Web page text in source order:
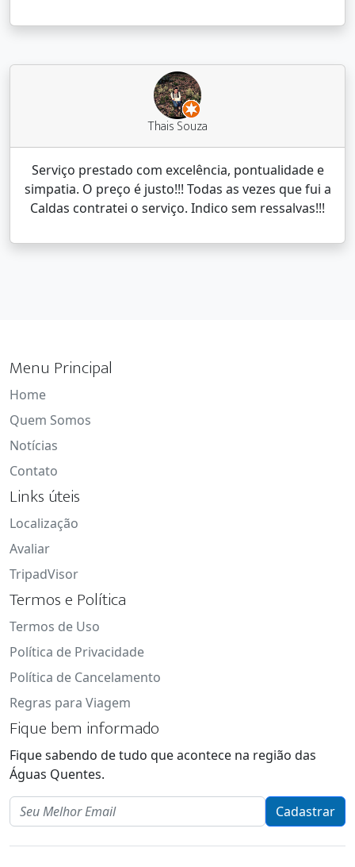
Thais Souza
Serviço prestado com excelência, pontualidade e
simpatia. O preço é justo!!! Todas as vezes que fui a
Caldas contratei o serviço. Indico sem ressalvas!!!
Menu Principal
Home
Quem Somos
Notícias
Contato
Links úteis
Localização
Avaliar
TripadVisor
Termos e Política
Termos de Uso
Política de Privacidade
Política de Cancelamento
Regras para Viagem
Fique bem informado
Fique sabendo de tudo que acontece na região das
Águas Quentes.
Email
Cadastrar